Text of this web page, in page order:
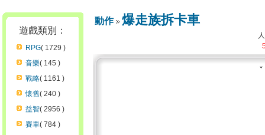
遊戲類別：
RPG( 1729 )
音樂( 145 )
戰略( 1161 )
懷舊( 240 )
益智( 2956 )
賽車( 784 )
動作 爆走族拆卡車